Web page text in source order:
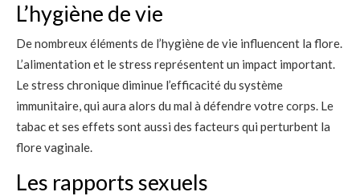
L’hygiène de vie
De nombreux éléments de l’hygiène de vie influencent la flore.
L’alimentation et le stress représentent un impact important.
Le stress chronique diminue l’efficacité du système
immunitaire, qui aura alors du mal à défendre votre corps. Le
tabac et ses effets sont aussi des facteurs qui perturbent la
flore vaginale.
Les rapports sexuels